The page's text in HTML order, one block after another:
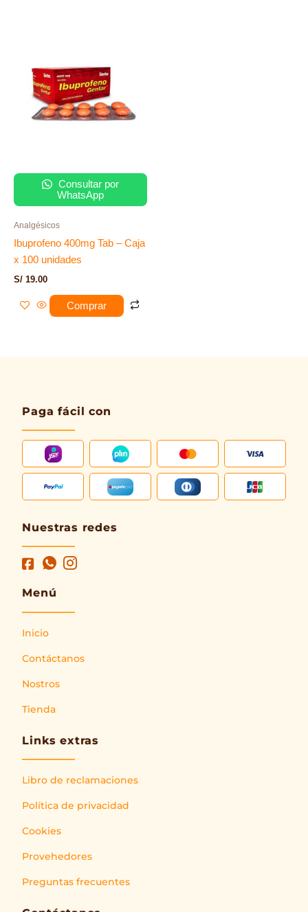
Consultar por
WhatsApp
Analgésicos
Ibuprofeno 400mg Tab – Caja
x 100 unidades
S/ 19.00
Comprar
Paga fácil con
Nuestras redes
Menú
Inicio
Contáctanos
Nostros
Tienda
Links extras
Libro de reclamaciones
Política de privacidad
Cookies
Provehedores
Preguntas frecuentes